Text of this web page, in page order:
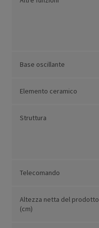
Base oscillante
Elemento ceramico
Struttura
Telecomando
Altezza netta del prodotto
(cm)